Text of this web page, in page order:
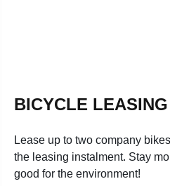
BICYCLE LEASING
Lease up to two company
the leasing instalment. Stay
good for the environment!